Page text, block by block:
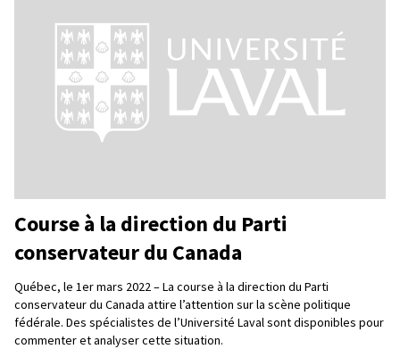
Course à la direction du Parti
conservateur du Canada
Québec, le 1er mars 2022 – La course à la direction du Parti
conservateur du Canada attire l’attention sur la scène politique
fédérale. Des spécialistes de l’Université Laval sont disponibles pour
commenter et analyser cette situation.